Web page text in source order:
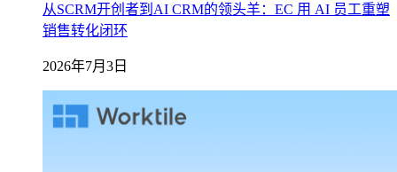
从SCRM开创者到AI CRM的领头羊：EC 用 AI 员工重塑
销售转化闭环
2026年7月3日